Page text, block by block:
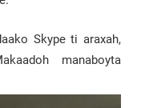
Skype ti araxah,
manaboyta